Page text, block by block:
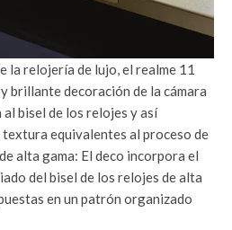
la relojería de lujo, el realme 11
brillante decoración de la cámara
bisel de los relojes y así
equivalentes al proceso de
alta gama: El deco incorpora el
del bisel de los relojes de alta
en un patrón organizado